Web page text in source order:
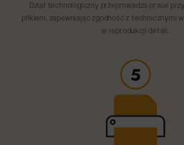
Dział technologiczny przeprowadza prace
plikiem, zapewniając zgodność z technicznymi
w reprodukcji detali.